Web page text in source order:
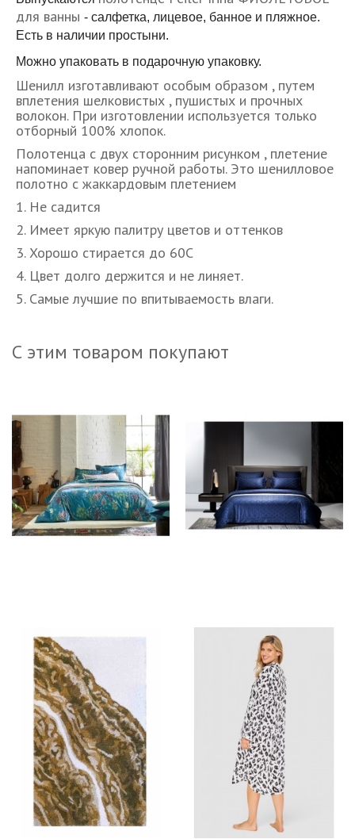
для ванны - салфетка, лицевое, банное и пляжное.
Есть в наличии простыни.
Можно упаковать в подарочную упаковку.
Шенилл изготавливают особым образом , путем
вплетения шелковистых , пушистых и прочных
волокон. При изготовлении используется только
отборный 100% хлопок.
Полотенца с двух сторонним рисунком , плетение
напоминает ковер ручной работы. Это шенилловое
полотно с жаккардовым плетением
1. Не садится
2. Имеет яркую палитру цветов и оттенков
3. Хорошо стирается до 60С
4. Цвет долго держится и не линяет.
5. Самые лучшие по впитываемость влаги.
С этим товаром покупают